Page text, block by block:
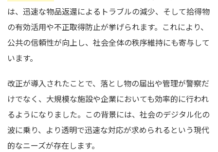
は、迅速な物品返還によるトラブルの減少、そして拾得物
の有効活用や不正取得防止が挙げられます。これにより、
公共の信頼性が向上し、社会全体の秩序維持にも寄与して
います。
改正が導入されたことで、落とし物の届出や管理が警察だ
けでなく、大規模な施設や企業においても効率的に行われ
るようになりました。この背景には、社会のデジタル化の
波に乗り、より透明で迅速な対応が求められるという現代
的なニーズが存在します。